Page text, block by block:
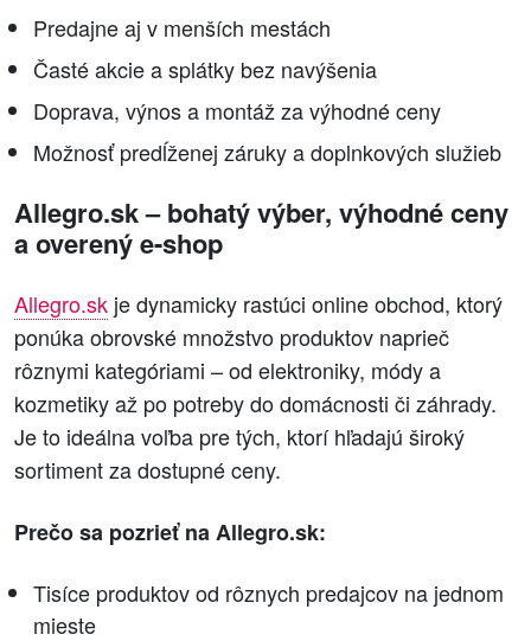
Predajne aj v menších mestách
Časté akcie a splátky bez navýšenia
Doprava, výnos a montáž za výhodné ceny
Možnosť predĺženej záruky a doplnkových služieb
Allegro.sk – bohatý výber, výhodné ceny
a overený e-shop
Allegro.sk je dynamicky rastúci online obchod, ktorý
ponúka obrovské množstvo produktov naprieč
rôznymi kategóriami – od elektroniky, módy a
kozmetiky až po potreby do domácnosti či záhrady.
Je to ideálna voľba pre tých, ktorí hľadajú široký
sortiment za dostupné ceny.
Prečo sa pozrieť na Allegro.sk:
Tisíce produktov od rôznych predajcov na jednom
mieste